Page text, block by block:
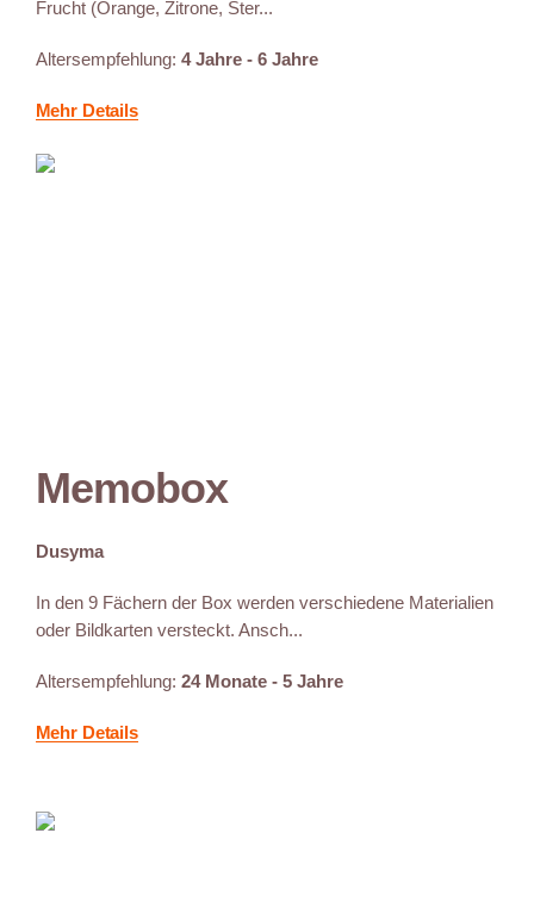
Frucht (Orange, Zitrone, Ster...
Altersempfehlung: 4 Jahre - 6 Jahre
Mehr Details
Memobox
Dusyma
In den 9 Fächern der Box werden verschiedene Materialien
oder Bildkarten versteckt. Ansch...
Altersempfehlung: 24 Monate - 5 Jahre
Mehr Details